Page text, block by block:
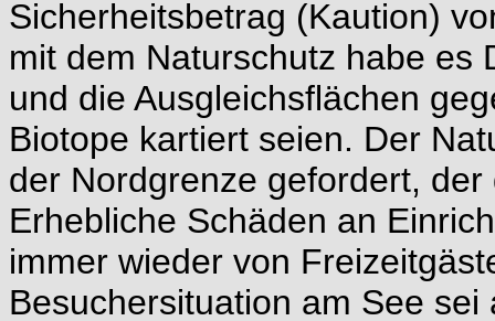
Sicherheitsbetrag (Kaution)
mit dem Naturschutz habe es
und die Ausgleichsflächen
Biotope kartiert seien. Der
der Nordgrenze gefordert,
Erhebliche Schäden an
immer wieder von
Besuchersituation am See